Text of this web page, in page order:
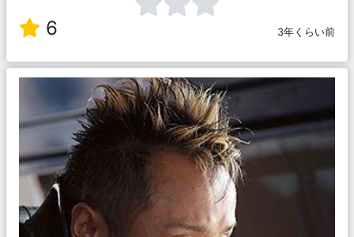
6 3年くらい前